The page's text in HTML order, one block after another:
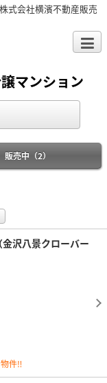
式会社横濱不動産販売
マンション
販売中（2）
沢八景クローバー
件‼